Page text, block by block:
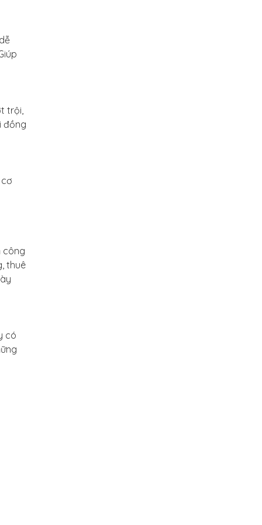
trội,
đồng
công
thuê
có